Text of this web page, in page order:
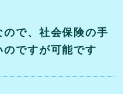
で、社会保険の手
ですが可能です